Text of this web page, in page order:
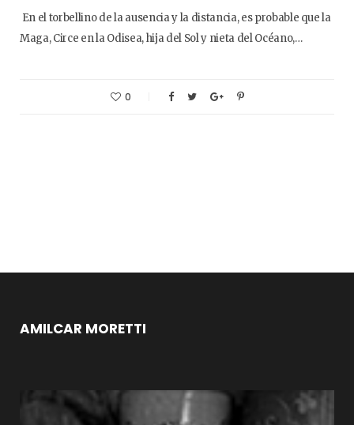
En el torbellino de la ausencia y la distancia, es probable que la
Maga, Circe en la Odisea, hija del Sol y nieta del Océano,…
0
AMILCAR MORETTI